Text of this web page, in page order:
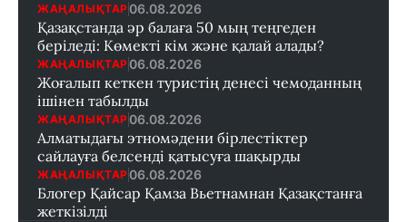
ЖАҢАЛЫҚТАР 06.08.2026
Қазақстанда әр балаға 50 мың теңгеден
беріледі: Көмекті кім және қалай алады?
ЖАҢАЛЫҚТАР 06.08.2026
Жоғалып кеткен туристің денесі чемоданның
ішінен табылды
ЖАҢАЛЫҚТАР 06.08.2026
Алматыдағы этномәдени бірлестіктер
сайлауға белсенді қатысуға шақырды
ЖАҢАЛЫҚТАР 06.08.2026
Блогер Қайсар Қамза Вьетнамнан Қазақстанға
жеткізілді